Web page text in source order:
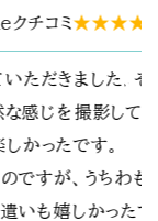
コミ★★★★★
真撮影をお願い
れない乳児の笑
いただき、とても
のある神社でした
で撮影していただ